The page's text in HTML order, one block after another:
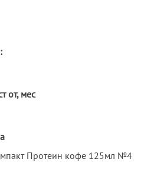
от, мес
Протеин кофе 125мл №4